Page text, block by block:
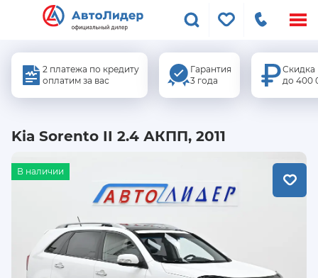
2 платежа по кредиту
оплатим за вас
Гарантия
3 года
Скидка
до 400
Kia Sorento II 2.4 АКПП, 2011
В наличии